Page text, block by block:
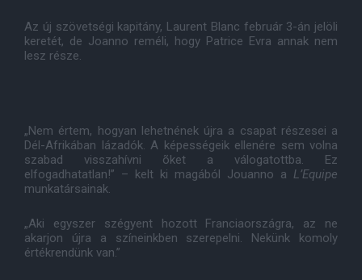
Az új szövetségi kapitány, Laurent Blanc február 3-án jelöli
keretét, de Joanno reméli, hogy Patrice Evra annak nem
lesz része.
„Nem értem, hogyan lehetnének újra a csapat részesei a
Dél-Afrikában lázadók. A képességeik ellenére sem volna
szabad visszahívni õket a válogatottba. Ez
elfogadhatatlan!” – kelt ki magából Jouanno a L’Equipe
munkatársainak.
„Aki egyszer szégyent hozott Franciaországra, az ne
akarjon újra a színeinkben szerepelni. Nekünk komoly
értékrendünk van.”